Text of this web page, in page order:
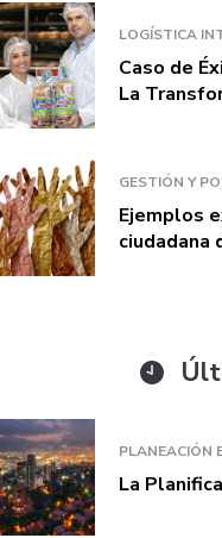
LOGÍSTICA
Caso de
La
GESTIÓN Y
Ejemplos
ciudadana
PLANEACIÓN
La